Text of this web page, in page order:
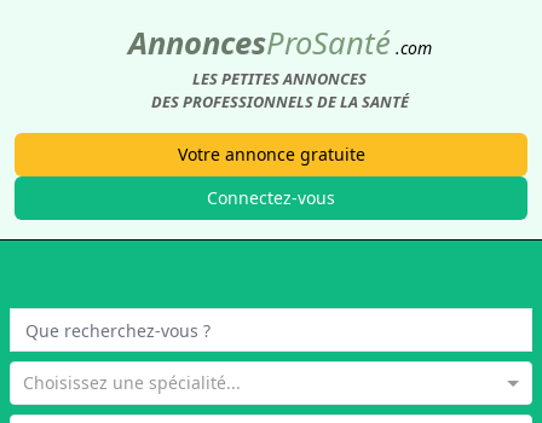
AnnoncesProSanté .com
LES PETITES ANNONCES
DES PROFESSIONNELS DE LA SANTÉ
Votre annonce gratuite
Connectez-vous
Choisissez une spécialité...